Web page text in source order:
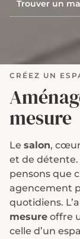
Trouver un
CRÉEZ UN
mesure
Le salon,
et de détente.
pensons que
agencement
quotidiens.
mesure offre
celle d’un